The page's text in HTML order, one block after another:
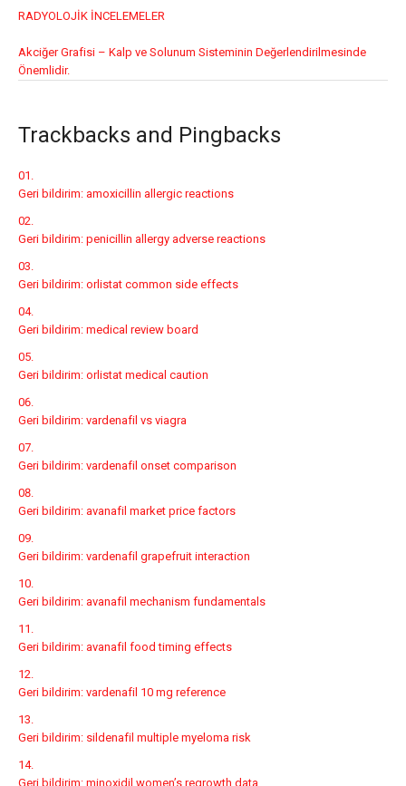
RADYOLOJİK İNCELEMELER
Akciğer Grafisi – Kalp ve Solunum Sisteminin Değerlendirilmesinde
Önemlidir.
Trackbacks and Pingbacks
Geri bildirim: amoxicillin allergic reactions
Geri bildirim: penicillin allergy adverse reactions
Geri bildirim: orlistat common side effects
Geri bildirim: medical review board
Geri bildirim: orlistat medical caution
Geri bildirim: vardenafil vs viagra
Geri bildirim: vardenafil onset comparison
Geri bildirim: avanafil market price factors
Geri bildirim: vardenafil grapefruit interaction
Geri bildirim: avanafil mechanism fundamentals
Geri bildirim: avanafil food timing effects
Geri bildirim: vardenafil 10 mg reference
Geri bildirim: sildenafil multiple myeloma risk
Geri bildirim: minoxidil women’s regrowth data